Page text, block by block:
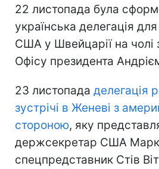
22 листопада була
українська делегація для
США у Швейцарії на чолі
Офісу президента
23 листопада делегація
зустрічі в Женеві з
стороною, яку
держсекретар США
спецпредставник Стів